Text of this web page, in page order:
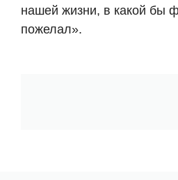
нашей жизни, в какой бы
пожелал».